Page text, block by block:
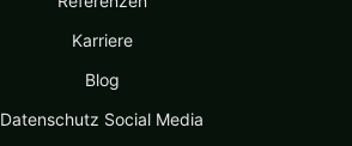
Karriere
Blog
Datenschutz Social Media